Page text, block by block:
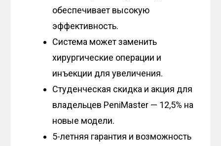
обеспечивает высокую
эффективность.
Система может заменить
хирургические операции и
инъекции для увеличения.
Студенческая скидка и акция для
владельцев PeniMaster — 12,5% на
новые модели.
5-летняя гарантия и возможность